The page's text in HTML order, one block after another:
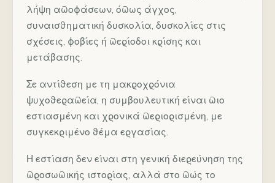
λήψη αποφάσεων, όπως άγχος,
συναισθηματική δυσκολία, δυσκολίες στις
σχέσεις, φοβίες ή περίοδοι κρίσης και
μετάβασης.
Σε αντίθεση με τη μακροχρόνια
ψυχοθεραπεία, η συμβουλευτική είναι πιο
εστιασμένη και χρονικά περιορισμένη, με
συγκεκριμένο θέμα εργασίας.
Η εστίαση δεν είναι στη γενική διερεύνηση της
προσωπικής ιστορίας, αλλά στο πώς το